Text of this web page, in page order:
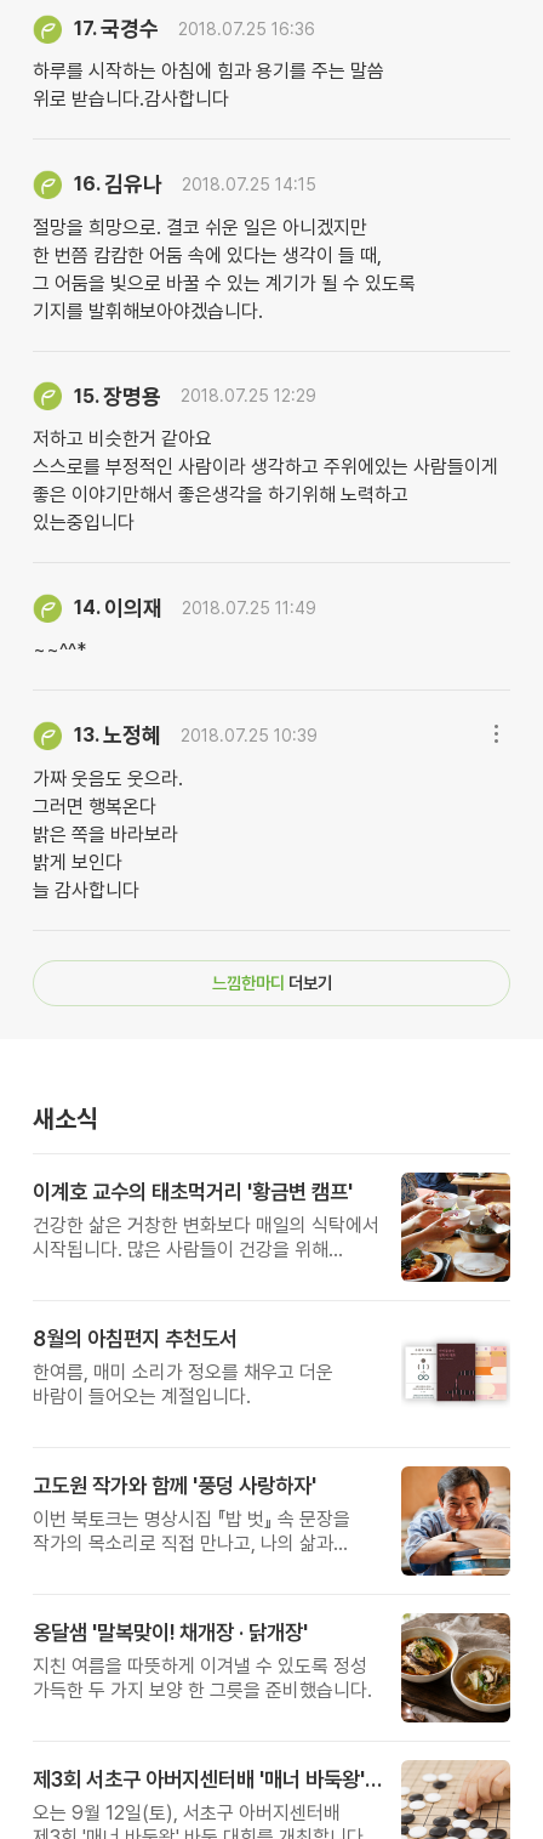
17.국경수 2018.07.25 16:36
하루를 시작하는 아침에 힘과 용기를 주는 말씀
위로 받습니다.감사합니다
16.김유나 2018.07.25 14:15
절망을 희망으로. 결코 쉬운 일은 아니겠지만
한 번쯤 캄캄한 어둠 속에 있다는 생각이 들 때,
그 어둠을 빛으로 바꿀 수 있는 계기가 될 수 있도록
기지를 발휘해보아야겠습니다.
15.장명용 2018.07.25 12:29
저하고 비슷한거 같아요
스스로를 부정적인 사람이라 생각하고 주위에있는 사람들이게
좋은 이야기만해서 좋은생각을 하기위해 노력하고
있는중입니다
14. 이의재 2018.07.25 11:49
~~^^*
13.노정혜 2018.07.25 10:39
가짜 웃음도 웃으라.
그러면 행복온다
밝은 쪽을 바라보라
밝게 보인다
늘 감사합니다
느낌한마디 더보기
새소식
이계호 교수의 태초먹거리 '황금변 캠프'
건강한 삶은 거창한 변화보다 매일의 식탁에서
시작됩니다. 많은 사람들이 건강을 위해
받은 이계호 교수와 함께하는 태초먹거리
황금변 캠프
8월의 아침편지 추천도서
한여름, 매미 소리가 정오를 채우고 더운
바람이 들어오는 계절입니다.
고도원 작가와 함께 '풍덩 사랑하자'
이번 북토크는 명상시집 『밥 벗』 속 문장을
작가의 목소리로 직접 만나고, 나의 삶과
옹달샘 '말복맞이! 채개장 · 닭개장'
지친 여름을 따뜻하게 이겨낼 수 있도록 정성
가득한 두 가지 보양 한 그릇을 준비했습니다.
제3회 서초구 아버지센터배 '매너 바둑왕' 대회
오는 9월 12일(토), 서초구 아버지센터배